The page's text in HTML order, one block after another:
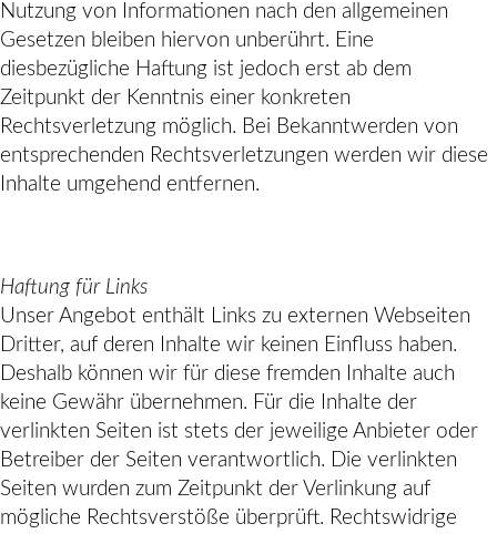
Nutzung von Informationen nach den allgemeinen
Gesetzen bleiben hiervon unberührt. Eine
diesbezügliche Haftung ist jedoch erst ab dem
Zeitpunkt der Kenntnis einer konkreten
Rechtsverletzung möglich. Bei Bekanntwerden von
entsprechenden Rechtsverletzungen werden wir diese
Inhalte umgehend entfernen.
Haftung für Links
Unser Angebot enthält Links zu externen Webseiten
Dritter, auf deren Inhalte wir keinen Einfluss haben.
Deshalb können wir für diese fremden Inhalte auch
keine Gewähr übernehmen. Für die Inhalte der
verlinkten Seiten ist stets der jeweilige Anbieter oder
Betreiber der Seiten verantwortlich. Die verlinkten
Seiten wurden zum Zeitpunkt der Verlinkung auf
mögliche Rechtsverstöße überprüft. Rechtswidrige